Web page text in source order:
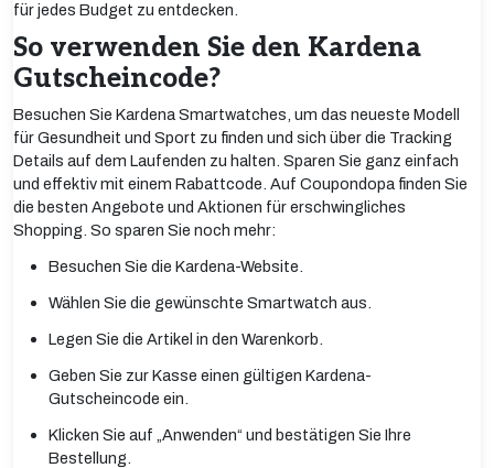
für jedes Budget zu entdecken.
So verwenden Sie den Kardena
Gutscheincode?
Besuchen Sie Kardena Smartwatches, um das neueste Modell
für Gesundheit und Sport zu finden und sich über die Tracking
Details auf dem Laufenden zu halten. Sparen Sie ganz einfach
und effektiv mit einem Rabattcode. Auf Coupondopa finden Sie
die besten Angebote und Aktionen für erschwingliches
Shopping. So sparen Sie noch mehr:
Besuchen Sie die Kardena-Website.
Wählen Sie die gewünschte Smartwatch aus.
Legen Sie die Artikel in den Warenkorb.
Geben Sie zur Kasse einen gültigen Kardena-
Gutscheincode ein.
Klicken Sie auf „Anwenden“ und bestätigen Sie Ihre
Bestellung.